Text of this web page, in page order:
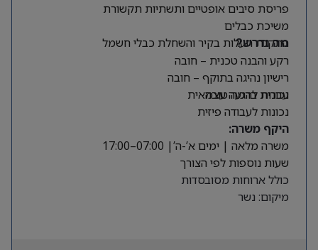
פריסת סיבים אופטיים ותשתיות תקשורת
משיכת כבלים
התקנת תעלות בקיר והשחלת כבלי חשמל
מה נדרש?
רקע והבנה טכנית – חובה
רישיון נהיגה בתוקף – חובה
עברית ברמה טובה
נכונות להגעה עצמאית
נכונות לעבודה פיזית
היקף משרה:
משרה מלאה | ימים א’-ה’| 07:00–17:00
שעות נוספות לפי הצורך
כולל ארוחות מסובסדות
מיקום: נשר